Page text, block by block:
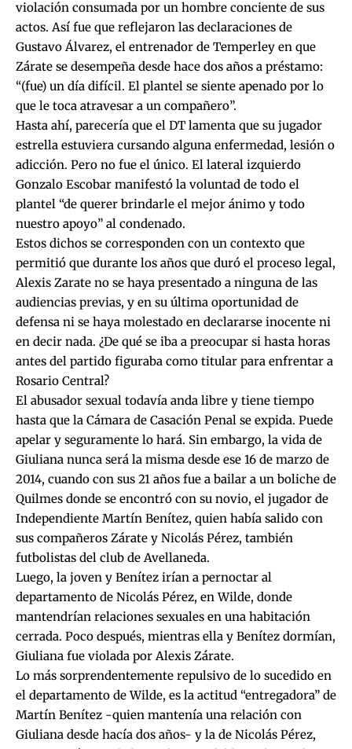
violación consumada por un hombre conciente de sus
actos. Así fue que reflejaron las declaraciones de
Gustavo Álvarez, el entrenador de Temperley en que
Zárate se desempeña desde hace dos años a préstamo:
“(fue) un día difícil. El plantel se siente apenado por lo
que le toca atravesar a un compañero”.
Hasta ahí, parecería que el DT lamenta que su jugador
estrella estuviera cursando alguna enfermedad, lesión o
adicción. Pero no fue el único. El lateral izquierdo
Gonzalo Escobar manifestó la voluntad de todo el
plantel “de querer brindarle el mejor ánimo y todo
nuestro apoyo” al condenado.
Estos dichos se corresponden con un contexto que
permitió que durante los años que duró el proceso legal,
Alexis Zarate no se haya presentado a ninguna de las
audiencias previas, y en su última oportunidad de
defensa ni se haya molestado en declararse inocente ni
en decir nada. ¿De qué se iba a preocupar si hasta horas
antes del partido figuraba como titular para enfrentar a
Rosario Central?
El abusador sexual todavía anda libre y tiene tiempo
hasta que la Cámara de Casación Penal se expida. Puede
apelar y seguramente lo hará. Sin embargo, la vida de
Giuliana nunca será la misma desde ese 16 de marzo de
2014, cuando con sus 21 años fue a bailar a un boliche de
Quilmes donde se encontró con su novio, el jugador de
Independiente Martín Benítez, quien había salido con
sus compañeros Zárate y Nicolás Pérez, también
futbolistas del club de Avellaneda.
Luego, la joven y Benítez irían a pernoctar al
departamento de Nicolás Pérez, en Wilde, donde
mantendrían relaciones sexuales en una habitación
cerrada. Poco después, mientras ella y Benítez dormían,
Giuliana fue violada por Alexis Zárate.
Lo más sorprendentemente repulsivo de lo sucedido en
el departamento de Wilde, es la actitud “entregadora” de
Martín Benítez -quien mantenía una relación con
Giuliana desde hacía dos años- y la de Nicolás Pérez,